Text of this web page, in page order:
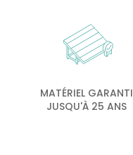
MATÉRIEL GARANTI
JUSQU'À 25 ANS